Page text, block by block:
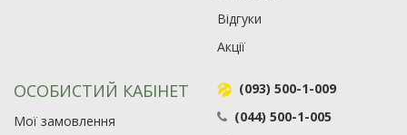
Відгуки
Акції
ОСОБИСТИЙ КАБІНЕТ
Мої замовлення
(093) 500-1-009
(044) 500-1-005